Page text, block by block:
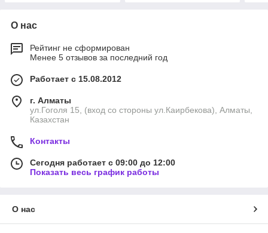
О нас
Рейтинг не сформирован
Менее 5 отзывов за последний год
Работает с 15.08.2012
г. Алматы
ул.Гоголя 15, (вход со стороны ул.Каирбекова), Алматы,
Казахстан
Контакты
Сегодня работает с 09:00 до 12:00
Показать весь график работы
О нас